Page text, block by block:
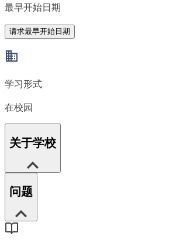
最早开始日期
请求最早开始日期
学习形式
在校园
关于学校
问题